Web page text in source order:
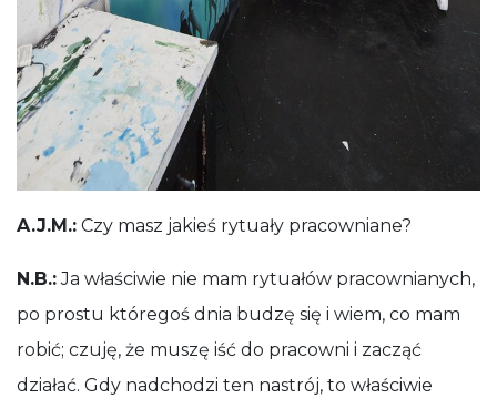
A.J.M.: Czy masz jakieś rytuały pracowniane?
N.B.:Ja właściwie nie mam rytuałów pracownianych,
po prostu któregoś dnia budzę się i wiem, co mam
robić; czuję, że muszę iść do pracowni i zacząć
działać. Gdy nadchodzi ten nastrój, to właściwie